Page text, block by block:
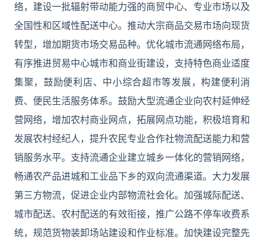
络，建设一批辐射带动能力强的商贸中心、专业市场以及
全国性和区域性配送中心。推动大宗商品交易市场向现货
转型，增加期货市场交易品种。优化城市流通网络布局，
有序推进贸易中心城市和商业街建设，支持特色商业适度
集聚，鼓励便利店、中小综合超市等发展，构建便利消
费、便民生活服务体系。鼓励大型流通企业向农村延伸经
营网络，增加农村商业网点，拓展网点功能，积极培育和
发展农村经纪人，提升农民专业合作社物流配送能力和营
销服务水平。支持流通企业建立城乡一体化的营销网络，
畅通农产品进城和工业品下乡的双向流通渠道。大力发展
第三方物流，促进企业内部物流社会化。加强城际配送、
城市配送、农村配送的有效衔接，推广公路不停车收费系
统，规范货物装卸场站建设和作业标准。加快建设完整先